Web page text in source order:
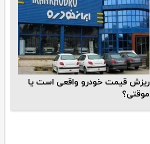
ریزش قیمت‌ خودرو واقعی است یا
موقتی؟